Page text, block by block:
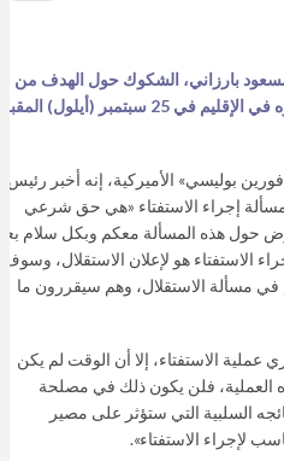
بارزاني، الشكوك حول الهدف من
استفتاء تقرير المصير المقرر إجراؤه في الإقليم في 25 سبتمبر (أيلول)
بوليسي» الأميركية، إنه أخبر رئيس
مسألة إجراء الاستفتاء «هي حق شرعي
حول هذه المسألة معكم وبكل سلام
الاستفتاء هو لإعلان الاستقلال، وسوف
في مسألة الاستقلال، وهم سيقررون ما
عملية الاستفتاء، إلا أن الوقت لم يكن
العملية، فلن يكون ذلك في مصلحة
السلبية التي ستؤثر على مصير
لإجراء الاستفتاء».